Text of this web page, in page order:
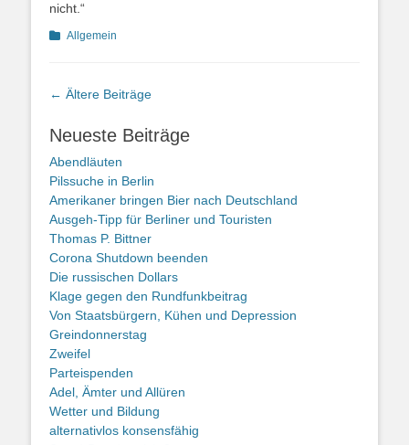
nicht.“
Kategorien
Allgemein
Beitragsnavigation
← Ältere Beiträge
Neueste Beiträge
Abendläuten
Pilssuche in Berlin
Amerikaner bringen Bier nach Deutschland
Ausgeh-Tipp für Berliner und Touristen
Thomas P. Bittner
Corona Shutdown beenden
Die russischen Dollars
Klage gegen den Rundfunkbeitrag
Von Staatsbürgern, Kühen und Depression
Greindonnerstag
Zweifel
Parteispenden
Adel, Ämter und Allüren
Wetter und Bildung
alternativlos konsensfähig